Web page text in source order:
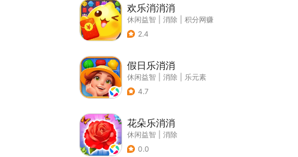
欢乐消消消
休闲益智 消除
积分网赚
2.4
假日乐消消
休闲益智 消除
乐元素
4.7
花朵乐消消
休闲益智
消除
0.0